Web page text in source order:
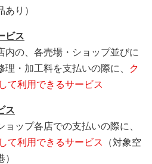
り）
ビス
内の、各売場・ショップ並びに
・加工料を支払いの際に、
ク
て利用できるサービス
ス
ップ各店での支払いの際に、
て利用できるサービス
（対象空